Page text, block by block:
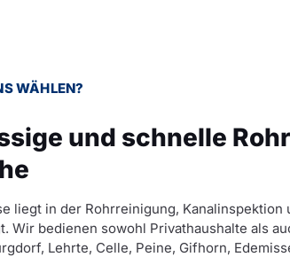
WÄHLEN?
und schnelle
liegt in der Rohrreinigung, Kanalinspektion
Wir bedienen sowohl Privathaushalte als
Lehrte, Celle, Peine, Gifhorn,